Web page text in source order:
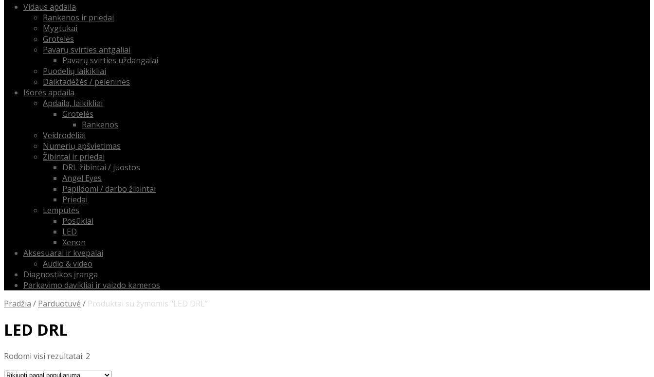
Skip Vidaus apdaila
Rankenos ir priedai
Mygtukai
Grotelės
Pavarų svirties antgaliai
Pavarų svirties uždangalai
Puodelių laikikliai
Daiktadėžės / peleninės
Išorės apdaila
Apdaila, laikikliai
Grotelės
Rankenos
Veidrodėliai
Numerių apšvietimas
Žibintai ir priedai
DRL žibintai / juostos
Angel Eyes
Papildomi / darbo žibintai
Priedai
Lemputės
Posūkiai
LED
Xenon
Aksesuarai ir kvepalai
Audio & video
Diagnostikos įranga
Parkavimo davikliai ir vaizdo kameros
Pradžia / Parduotuvė / Produktai su žymomis “LED DRL”
LED DRL
Rodomi visi rezultatai: 2